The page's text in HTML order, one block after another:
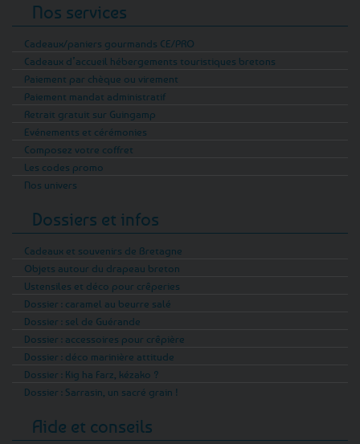
Nos services
Cadeaux/paniers gourmands CE/PRO
Cadeaux d’accueil hébergements touristiques bretons
Paiement par chèque ou virement
Paiement mandat administratif
Retrait gratuit sur Guingamp
Evénements et cérémonies
Composez votre coffret
Les codes promo
Nos univers
Dossiers et infos
Cadeaux et souvenirs de Bretagne
Objets autour du drapeau breton
Ustensiles et déco pour crêperies
Dossier : caramel au beurre salé
Dossier : sel de Guérande
Dossier : accessoires pour crêpière
Dossier : déco marinière attitude
Dossier : Kig ha Farz, kézako ?
Dossier : Sarrasin, un sacré grain !
Aide et conseils